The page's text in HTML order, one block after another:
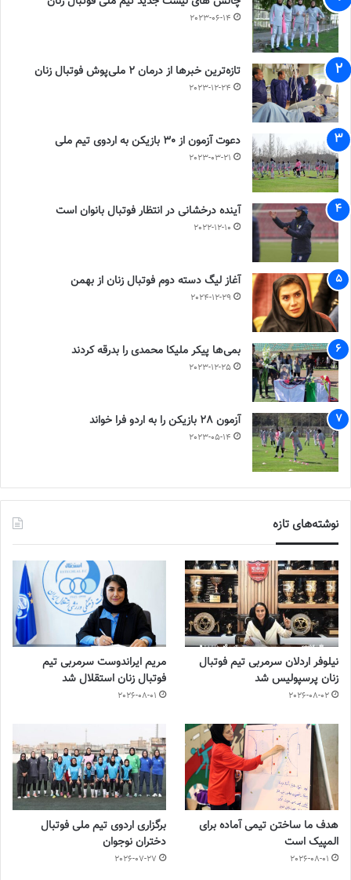
2023-06-14
تازه‌ترین خبرها از درمان ۲ ملی‌پوش فوتبال زنان
2023-12-24
دعوت آزمون از 30 بازیکن به اردوی تیم ملی
2023-03-21
آینده درخشانی در انتظار فوتبال بانوان است
2022-12-10
آغاز لیگ دسته دوم فوتبال زنان از بهمن
2024-12-29
بمی‌ها پیکر ملیکا محمدی را بدرقه کردند
2023-12-25
آزمون 28 بازیکن را به اردو فرا خواند
2023-05-14
نوشته‌های تازه
نیلوفر اردلان سرمربی تیم فوتبال
زنان پرسپولیس شد
2026-08-02
مریم ایراندوست سرمربی تیم
فوتبال زنان استقلال شد
2026-08-01
هدف ما ساختن تیمی آماده برای
المپیک است
2026-08-01
برگزاری اردوی تیم ملی فوتبال
دختران نوجوان
2026-07-27